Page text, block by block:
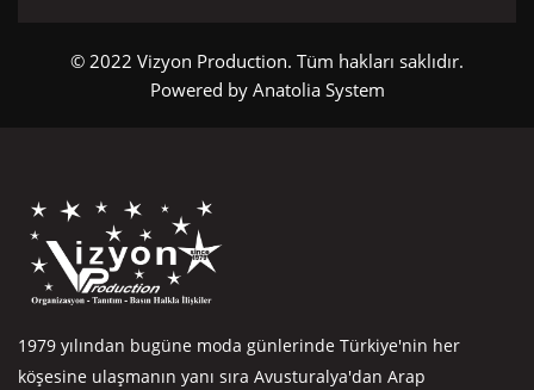
© 2022 Vizyon Production. Tüm hakları saklıdır.
Powered by Anatolia System
1979 yılından bugüne moda günlerinde Türkiye'nin her
köşesine ulaşmanın yanı sıra Avusturalya'dan Arap